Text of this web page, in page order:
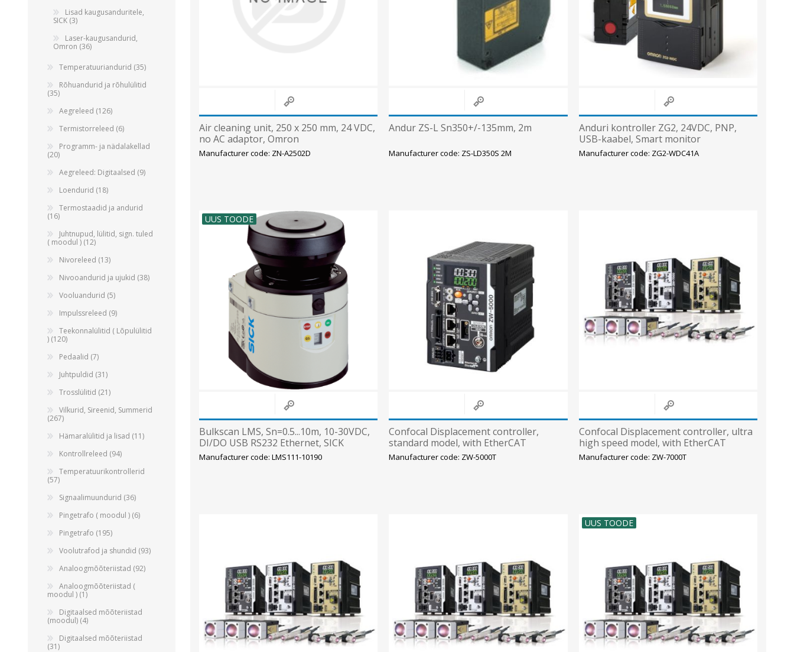
Air cleaning unit, 250 x 250 mm, 24 VDC,
no AC adaptor, Omron
Manufacturer code: ZN-A2502D
Andur ZS-L Sn350+/-135mm, 2m
Manufacturer code: ZS-LD350S 2M
Anduri kontroller ZG2, 24VDC, PNP,
USB-kaabel, Smart monitor
Manufacturer code: ZG2-WDC41A
UUS TOODE
Bulkscan LMS, Sn=0.5...10m, 10-30VDC,
DI/DO USB RS232 Ethernet, SICK
Manufacturer code: LMS111-10190
Confocal Displacement controller,
standard model, with EtherCAT
communication, NPN/PNP
Manufacturer code: ZW-5000T
Confocal Displacement controller, ultra
high speed model, with EtherCAT
communication, NPN/PNP
Manufacturer code: ZW-7000T
UUS TOODE
Lisad kaugusanduritele,
SICK (3)
Laser-kaugusandurid,
Omron (36)
Temperatuuriandurid (35)
Rõhuandurid ja rõhulülitid
(35)
Aegreleed (126)
Termistorreleed (6)
Programm- ja nädalakellad
(20)
Aegreleed: Digitaalsed (9)
Loendurid (18)
Termostaadid ja andurid
(16)
Juhtnupud, lülitid, sign. tuled
( moodul ) (12)
Nivoreleed (13)
Nivooandurid ja ujukid (38)
Vooluandurid (5)
Impulssreleed (9)
Teekonnalülitid ( Lõpulülitid
) (120)
Pedaalid (7)
Juhtpuldid (31)
Trosslülitid (21)
Vilkurid, Sireenid, Summerid
(267)
Hämaralülitid ja lisad (11)
Kontrollreleed (94)
Temperatuurikontrollerid
(57)
Signaalimuundurid (36)
Pingetrafo ( moodul ) (6)
Pingetrafo (195)
Voolutrafod ja shundid (93)
Analoogmõõteriistad (92)
Analoogmõõteriistad (
moodul ) (1)
Digitaalsed mõõteriistad
(moodul) (4)
Digitaalsed mõõteriistad
(31)